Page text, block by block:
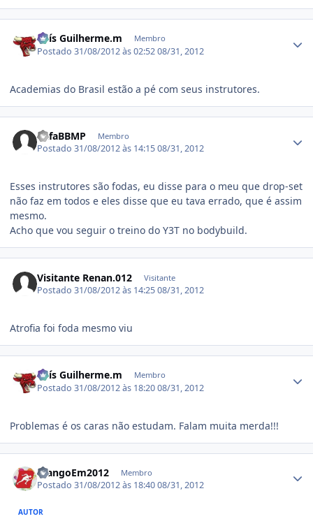
Luís Guilherme.m Membro
Postado31/08/2012 às 02:5208/31, 2012
Academias do Brasil estão a pé com seus instrutores.
RafaBBMP Membro
Postado31/08/2012 às 14:1508/31, 2012
Esses instrutores são fodas, eu disse para o meu que drop-set
não faz em todos e eles disse que eu tava errado, que é assim
mesmo.
Acho que vou seguir o treino do Y3T no bodybuild.
Visitante Renan.012 Visitante
Postado31/08/2012 às 14:2508/31, 2012
Atrofia foi foda mesmo viu
Luís Guilherme.m Membro
Postado31/08/2012 às 18:2008/31, 2012
Problemas é os caras não estudam. Falam muita merda!!!
FrangoEm2012 Membro
Postado31/08/2012 às 18:4008/31, 2012
AUTOR